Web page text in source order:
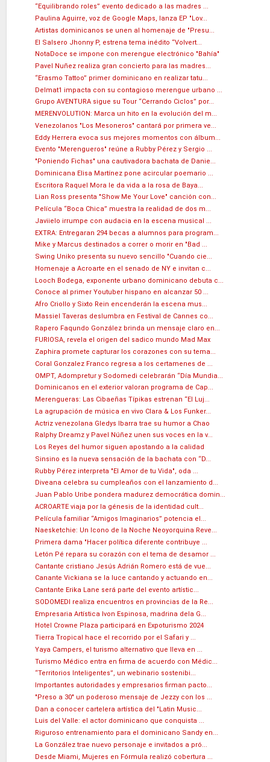
“Equilibrando roles” evento dedicado a las madres ...
Paulina Aguirre, voz de Google Maps, lanza EP "Lov...
Artistas dominicanos se unen al homenaje de "Presu...
El Salsero Jhonny P, estrena tema inédito “Volvert...
NotaDoce se impone con merengue electrónico "Bahía"
Pavel Nuñez realiza gran concierto para las madres...
“Erasmo Tattoo” primer dominicano en realizar tatu...
Delmat1 impacta con su contagioso merengue urbano ...
Grupo AVENTURA sigue su Tour “Cerrando Ciclos” por...
MERENVOLUTION: Marca un hito en la evolución del m...
Venezolanos "Los Mesoneros" cantará por primera ve...
Eddy Herrera evoca sus mejores momentos con álbum...
Evento "Merengueros" reúne a Rubby Pérez y Sergio ...
"Poniendo Fichas" una cautivadora bachata de Danie...
Dominicana Elisa Martínez pone acircular poemario ...
Escritora Raquel Mora le da vida a la rosa de Baya...
Lian Ross presenta "Show Me Your Love" canción con...
Película “Boca Chica” muestra la realidad de dos m...
Javiielo irrumpe con audacia en la escena musical ...
EXTRA: Entregaran 294 becas a alumnos para program...
Mike y Marcus destinados a correr o morir en "Bad ...
Swing Uniko presenta su nuevo sencillo "Cuando cie...
Homenaje a Acroarte en el senado de NY e invitan c...
Looch Bodega, exponente urbano dominicano debuta c...
Conoce al primer Youtuber hispano en alcanzar 50 ...
Afro Criollo y Sixto Rein encenderán la escena mus...
Massiel Taveras deslumbra en Festival de Cannes co...
Rapero Faqundo González brinda un mensaje claro en...
FURIOSA, revela el origen del sadico mundo Mad Max
Zaphira promete capturar los corazones con su tema...
Coral Gonzalez Franco regresa a los certamenes de ...
OMPT, Adompretur y Sodomedi celebrarán “Día Mundia...
Dominicanos en el exterior valoran programa de Cap...
Merengueras: Las Cibaeñas Típikas estrenan “El Luj...
La agrupación de música en vivo Clara & Los Funker...
Actriz venezolana Gledys Ibarra trae su humor a Chao
Ralphy Dreamz y Pavel Núñez unen sus voces en la v...
Los Reyes del humor siguen apostando a la calidad
Sinsino es la nueva sensación de la bachata con “D...
Rubby Pérez interpreta "El Amor de tu Vida", oda ...
Diveana celebra su cumpleaños con el lanzamiento d...
Juan Pablo Uribe pondera madurez democrática domin...
ACROARTE viaja por la génesis de la identidad cult...
Película familiar “Amigos Imaginarios” potencia el...
Naesketchie: Un Icono de la Noche Neoyorquina Reve...
Primera dama "Hacer política diferente contribuye ...
Letón Pé repara su corazón con el tema de desamor ...
Cantante cristiano Jesús Adrián Romero está de vue...
Canante Vickiana se la luce cantando y actuando en...
Cantante Erika Lane será parte del evento artístic...
SODOMEDI realiza encuentros en provincias de la Re...
Empresaria Artística Ivon Espinosa, madrina dela G...
Hotel Crowne Plaza participará en Expoturismo 2024
Tierra Tropical hace el recorrido por el Safari y ...
Yaya Campers, el turismo alternativo que lleva en ...
Turismo Médico entra en firma de acuerdo con Médic...
“Territorios Inteligentes”, un webinario sostenibi...
Importantes autoridades y empresarios firman pacto...
"Preso a 30" un poderoso mensaje de Jezzy con los ...
Dan a conocer cartelera artística del "Latin Music...
Luis del Valle: el actor dominicano que conquista ...
Riguroso entrenamiento para el dominicano Sandy en...
La González trae nuevo personaje e invitados a pró...
Desde Miami, Mujeres en Fórmula realizó cobertura ...